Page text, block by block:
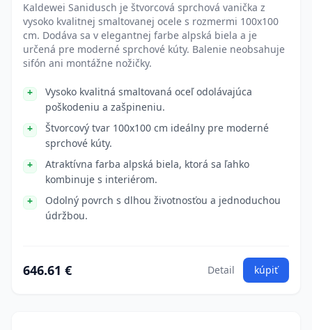
Kaldewei Sanidusch je štvorcová sprchová vanička z
vysoko kvalitnej smaltovanej ocele s rozmermi 100x100
cm. Dodáva sa v elegantnej farbe alpská biela a je
určená pre moderné sprchové kúty. Balenie neobsahuje
sifón ani montážne nožičky.
Vysoko kvalitná smaltovaná oceľ odolávajúca
poškodeniu a zašpineniu.
Štvorcový tvar 100x100 cm ideálny pre moderné
sprchové kúty.
Atraktívna farba alpská biela, ktorá sa ľahko
kombinuje s interiérom.
Odolný povrch s dlhou životnosťou a jednoduchou
údržbou.
646.61 € Detail kúpiť